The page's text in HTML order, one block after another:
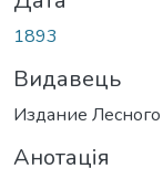
1893
Видавець
Издание
Анотація